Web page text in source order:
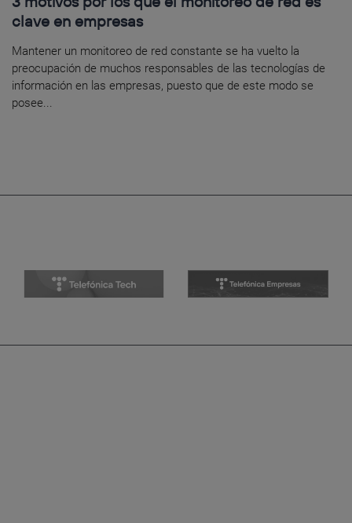
clave en empresas
Mantener un monitoreo de red constante se ha vuelto la
preocupación de muchos responsables de las tecnologías de
información en las empresas, puesto que de este modo se
posee...